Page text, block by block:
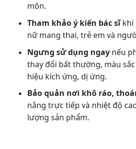
môn.
Tham khảo ý kiến bác sĩkhi
nữ mang thai, trẻ em và
Ngưng sử dụng ngaynếu
thay đổi bất thường, màu
hiệu kích ứng, dị ứng.
Bảo quản nơi khô ráo,
nắng trực tiếp và nhiệt độ
lượng sản phẩm.